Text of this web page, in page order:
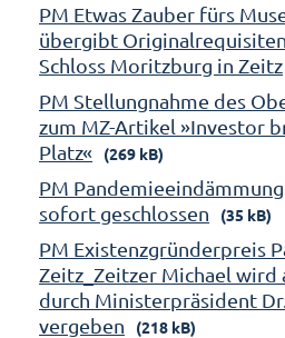
PM Etwas Zauber fürs
übergibt
Schloss Moritzburg in Zeitz
PM Stellungnahme des
zum MZ-Artikel »Investor
Platz«
(269 kB)
PM
sofort geschlossen
(35 kB)
PM Existenzgründerpreis
Zeitz_Zeitzer Michael wird
durch Ministerpräsident
vergeben
(218 kB)